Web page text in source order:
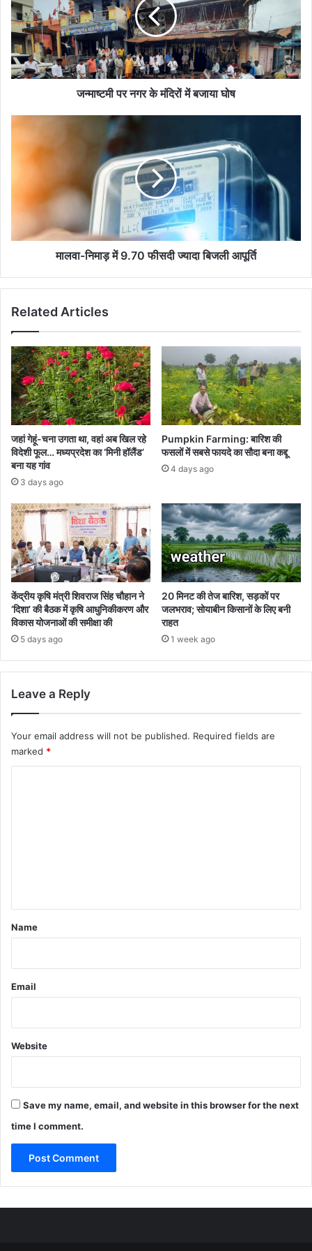
के
मंदिरों
में
बजाया
घोष
जन्माष्टमी पर नगर के मंदिरों में बजाया घोष
मालवा-
9.70
बिजली
मालवा-निमाड़ में 9.70 फीसदी ज्यादा बिजली आपूर्ति
Related Articles
जहां गेहूं-चना उगता था, वहां अब खिल रहे
विदेशी फूल… मध्यप्रदेश का ‘मिनी हॉलैंड’
बना यह गांव
3 days ago
Pumpkin Farming: बारिश की
फसलों में सबसे फायदे का सौदा बना कद्दू
4 days ago
केंद्रीय कृषि मंत्री शिवराज सिंह चौहान ने
‘दिशा’ की बैठक में कृषि आधुनिकीकरण और
विकास योजनाओं की समीक्षा की
5 days ago
20 मिनट की तेज बारिश, सड़कों पर
जलभराव; सोयाबीन किसानों के लिए बनी
राहत
1 week ago
Leave a Reply
Your email address will not be published. Required fields are
marked *
*
Name
Email
Website
Save my name, email, and website in this browser for the next
time I comment.